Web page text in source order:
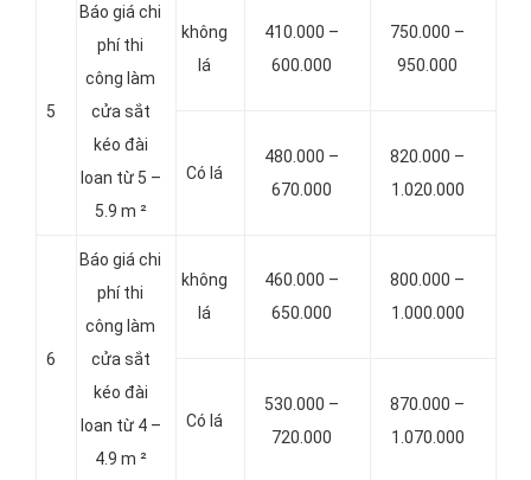
5
Báo giá chi
phí thi
công làm
cửa sắt
kéo đài
loan từ 5 –
5.9 m ²
không
lá
410.000 –
600.000
750.000 –
950.000
Có lá
480.000 –
670.000
820.000 –
1.020.000
6
Báo giá chi
phí thi
công làm
cửa sắt
kéo đài
loan từ 4 –
4.9 m ²
không
lá
460.000 –
650.000
800.000 –
1.000.000
Có lá
530.000 –
720.000
870.000 –
1.070.000